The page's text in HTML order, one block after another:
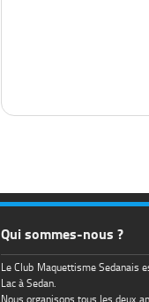
Qui sommes-nous ?
Le Club Maquettisme Sedanais
Lac à Sedan.